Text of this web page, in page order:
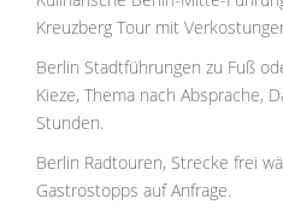
Kreuzberg Tour mit
Berlin Stadtführungen zu Fuß
Kieze, Thema nach Absprache,
Stunden.
Berlin Radtouren, Strecke frei
Gastrostopps auf Anfrage.